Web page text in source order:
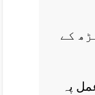
کے
پہ